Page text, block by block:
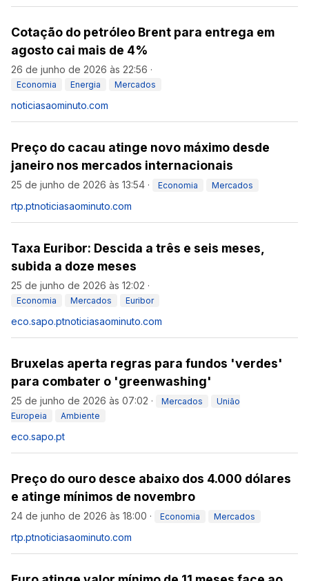
Cotação do petróleo Brent para entrega em
agosto cai mais de 4%
26 de junho de 2026 às 22:56 ·
Economia Energia Mercados
noticiasaominuto.com
Preço do cacau atinge novo máximo desde
janeiro nos mercados internacionais
25 de junho de 2026 às 13:54 · Economia Mercados
rtp.ptnoticiasaominuto.com
Taxa Euribor: Descida a três e seis meses,
subida a doze meses
25 de junho de 2026 às 12:02 ·
Economia Mercados Euribor
eco.sapo.ptnoticiasaominuto.com
Bruxelas aperta regras para fundos 'verdes'
para combater o 'greenwashing'
25 de junho de 2026 às 07:02 · Mercados
União
Europeia
Ambiente
eco.sapo.pt
Preço do ouro desce abaixo dos 4.000 dólares
e atinge mínimos de novembro
24 de junho de 2026 às 18:00 · Economia Mercados
rtp.ptnoticiasaominuto.com